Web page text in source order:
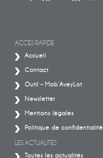
ACCÈS RAPIDE
Accueil
Contact
Outil – Mob’AveyLot
Newsletter
Mentions légales
Politique de confidentialité
LES ACTUALITÉS
Toutes les actualités